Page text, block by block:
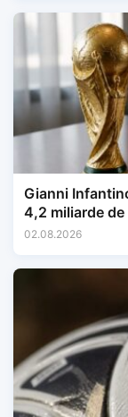
Gianni
4,2 miliarde
02.08.2026